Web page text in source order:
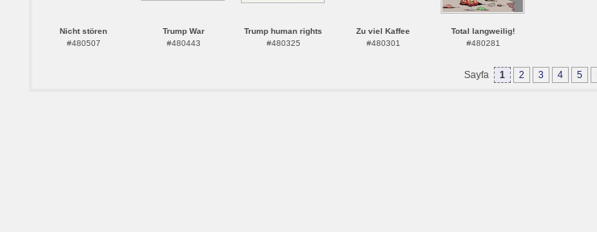
Nicht stören
#480507
Trump War
#480443
Trump human rights
#480325
Zu viel Kaffee
#480301
Total langweilig!
#480281
Sayfa 1 2 3 4 5